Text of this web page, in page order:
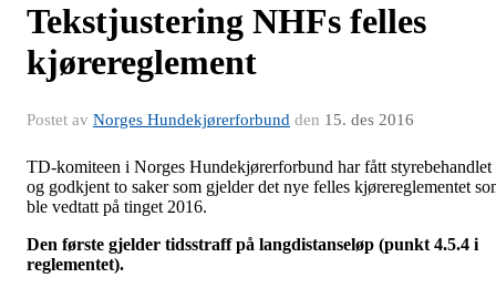
Tekstjustering NHFs felles
kjørereglement
Postet av Norges Hundekjørerforbund den 15. des 2016
TD-komiteen i Norges Hundekjørerforbund har fått styrebehandlet
og godkjent to saker som gjelder det nye felles kjørereglementet
ble vedtatt på tinget 2016.
Den første gjelder tidsstraff på langdistanseløp (punkt 4.5.4 i
reglementet).